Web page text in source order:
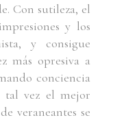
Con sutileza, el
y los
y consigue
más opresiva a
conciencia
tal vez el mejor
veraneantes se